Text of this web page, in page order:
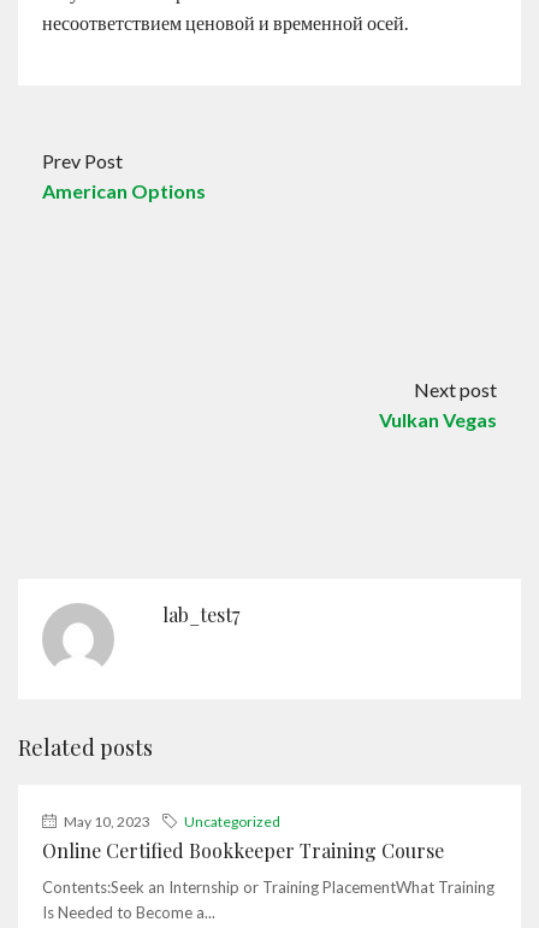
несоответствием ценовой и временной осей.
Prev Post
American Options
Next post
Vulkan Vegas
lab_test7
Related posts
May 10, 2023 Uncategorized
Online Certified Bookkeeper Training Course
Contents:Seek an Internship or Training PlacementWhat Training
Is Needed to Become a...